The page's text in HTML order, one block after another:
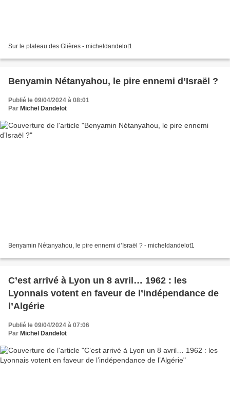
Sur le plateau des Glières - micheldandelot1
Benyamin Nétanyahou, le pire ennemi d’Israël ?
Publié le 09/04/2024 à 08:01
Par Michel Dandelot
Benyamin Nétanyahou, le pire ennemi d’Israël ? - micheldandelot1
C’est arrivé à Lyon un 8 avril… 1962 : les
Lyonnais votent en faveur de l’indépendance de
l’Algérie
Publié le 09/04/2024 à 07:06
Par Michel Dandelot